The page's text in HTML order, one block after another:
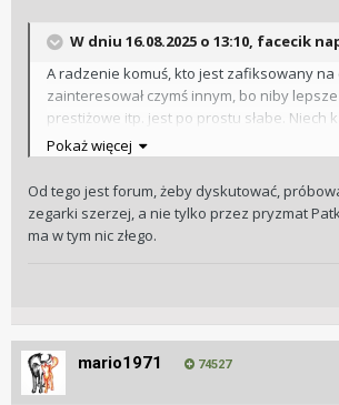
W dniu 16.08.2025 o 13:10, facecik
A radzenie komuś, kto jest zafiksowany na
zainteresował czymś innym, bo niby
prestiżowe itp. jest po prostu słabe. Niech
własnego nosa i własnej kieszeni.
Pokaż więcej
Od tego jest forum, żeby dyskutować,
zegarki szerzej, a nie tylko przez pryzmat
ma w tym nic złego.
mario1971 74527